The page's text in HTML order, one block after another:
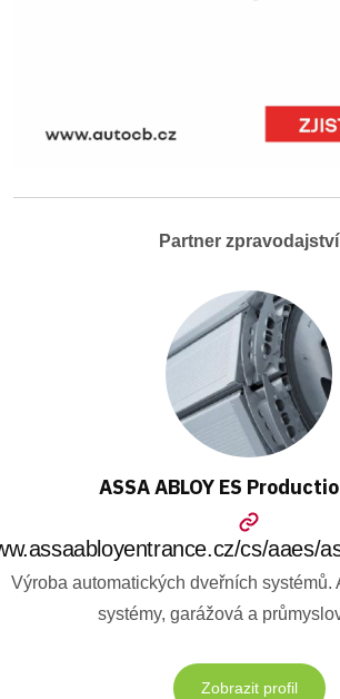
Partner zpravodajství
ASSA ABLOY ES
cs/aaes/
Výroba automatických dveřních systémů.
systémy, garážová a
Zobrazit profil